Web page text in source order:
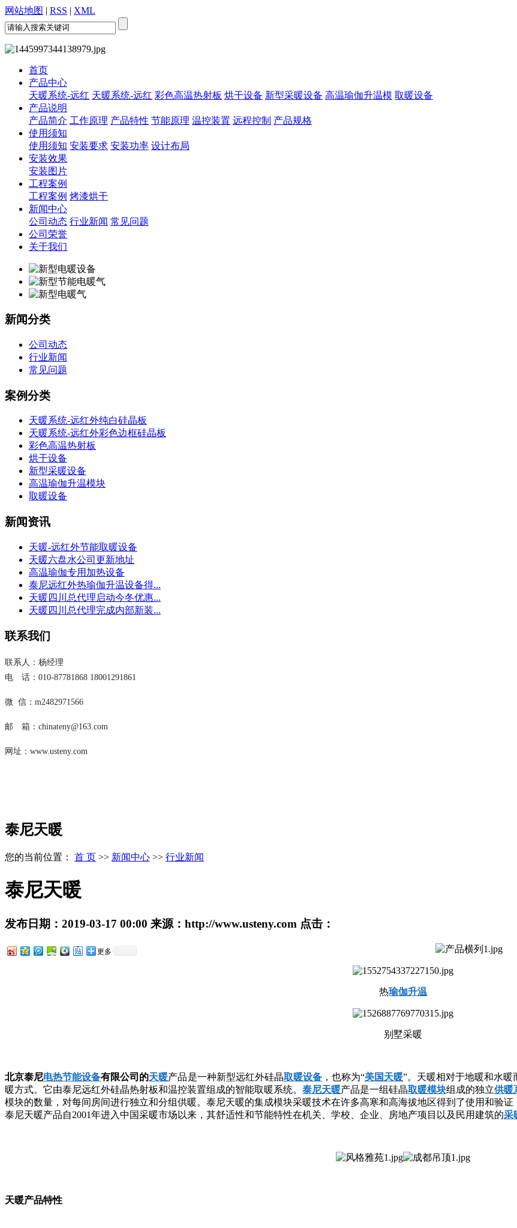
网站地图 | RSS | XML
首页
产品中心
天暖系统-远红 天暖系统-远红 彩色高温热射板 烘干设备 新型采暖设备 高温瑜伽升温模 取暖设备
产品说明
产品简介 工作原理 产品特性 节能原理 温控装置 远程控制 产品规格
使用须知
使用须知 安装要求 安装功率 设计布局
安装效果
安装图片
工程案例
工程案例 烤漆烘干
新闻中心
公司动态 行业新闻 常见问题
公司荣誉
关于我们
新闻分类
公司动态
行业新闻
常见问题
案例分类
天暖系统-远红外纯白硅晶板
天暖系统-远红外彩色边框硅晶板
彩色高温热射板
烘干设备
新型采暖设备
高温瑜伽升温模块
取暖设备
新闻资讯
天暖-远红外节能取暖设备
天暖六盘水公司更新地址
高温瑜伽专用加热设备
泰尼远红外热瑜伽升温设备得...
天暖四川总代理启动今冬优惠...
天暖四川总代理完成内部新装...
联系我们
联系人：杨经理
电 话：010-87781868 18001291861
微 信：m2482971566
邮 箱：chinateny@163.com
网址：www.usteny.com
泰尼天暖
您的当前位置： 首 页 >> 新闻中心 >> 行业新闻
泰尼天暖
发布日期： 2019-03-17 00:00 来源： http://www.usteny.com 点击：
更多
热瑜伽升温
别墅采暖
北京泰尼电热节能设备有限公司的天暖产品是一种新型远红外硅晶取暖设备，也称为“美国天暖”。天暖相对于地暖和水
暖方式。它由泰尼远红外硅晶热射板和温控装置组成的智能取暖系统。 泰尼天暖产品是一组硅晶取暖模块组成的独立供暖
模块的数量，对每间房间进行独立和分组供暖。泰尼天暖的集成模块采暖技术在许多高寒和高海拔地区得到了使用和验证
泰尼天暖产品自2001年进入中国采暖市场以来，其舒适性和节能特性在机关、学校、企业、房地产项目以及民用建筑的采
天暖产品特性